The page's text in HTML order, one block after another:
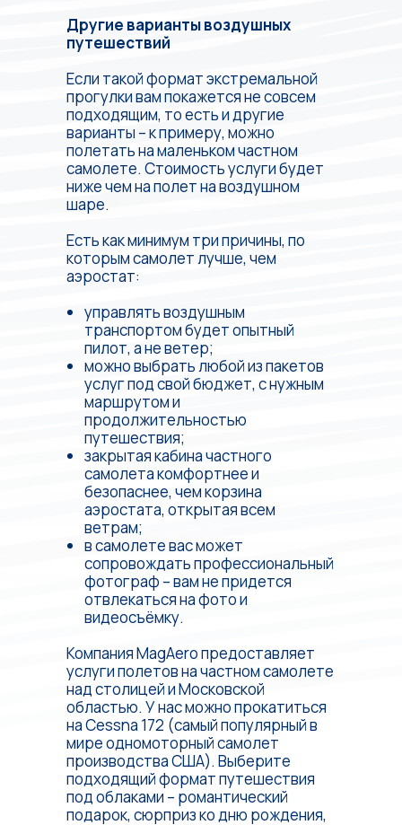
Другие варианты воздушных
путешествий
Если такой формат экстремальной
прогулки вам покажется не совсем
подходящим, то есть и другие
варианты – к примеру, можно
полетать на маленьком частном
самолете. Стоимость услуги будет
ниже чем на полет на воздушном
шаре.
Есть как минимум три причины, по
которым самолет лучше, чем
аэростат:
управлять воздушным
транспортом будет опытный
пилот, а не ветер;
можно выбрать любой из пакетов
услуг под свой бюджет, с нужным
маршрутом и
продолжительностью
путешествия;
закрытая кабина частного
самолета комфортнее и
безопаснее, чем корзина
аэростата, открытая всем
ветрам;
в самолете вас может
сопровождать профессиональный
фотограф – вам не придется
отвлекаться на фото и
видеосъёмку.
Компания MagAero предоставляет
услуги полетов на частном самолете
над столицей и Московской
областью. У нас можно прокатиться
наCessna 172 (самый популярный в
мире одномоторный самолет
производства США). Выберите
подходящий формат путешествия
под облаками – романтический
подарок, сюрприз ко дню рождения,